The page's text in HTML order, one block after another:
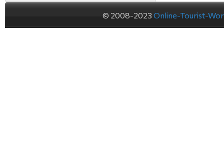
© 2008-2023 Online-Tourist-